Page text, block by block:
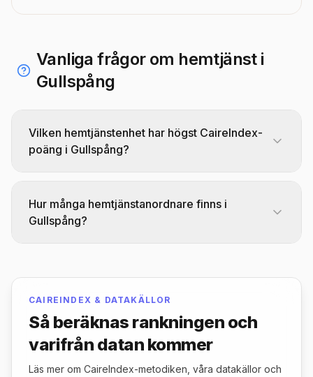
Vanliga frågor om hemtjänst i
Gullspång
Vilken hemtjänstenhet har högst CaireIndex-
poäng i Gullspång?
rankingen för hemtjänst i Gullspång med 87,2
poäng av 100. Det betyder inte att enheten är
Hur många hemtjänstanordnare finns i
Gullspång?
topplistan ovan.
CAIREINDEX & DATAKÄLLOR
Så beräknas rankningen och
varifrån datan kommer
Läs mer om CaireIndex-metodiken, våra datakällor och